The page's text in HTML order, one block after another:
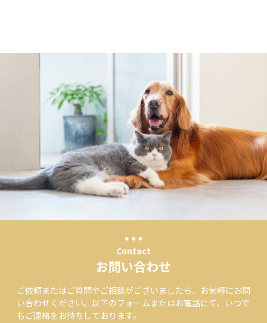
Contact
お問い合わせ
ご依頼またはご質問やご相談がございましたら、お気軽にお問
い合わせください。以下のフォームまたはお電話にて、いつで
もご連絡をお待ちしております。